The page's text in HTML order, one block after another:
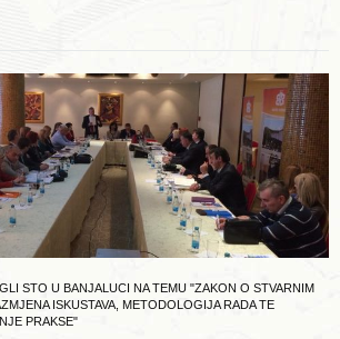
STO U BANJALUCI NA TEMU "ZAKON O STVARNIM
ISKUSTAVA, METODOLOGIJA RADA TE
PRAKSE"